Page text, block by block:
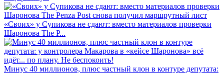
«Своих» у Супикова не сдают: вместо материалов проверки
Шаронова The P...
Минус 40 миллионов, плюс частный клон в контуре депутата: